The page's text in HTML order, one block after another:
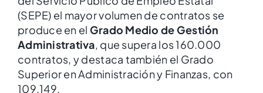
(SEPE) el mayor volumen de contratos se
produce en el Grado Medio de Gestión
Administrativa, que supera los 160.000
contratos, y destaca también el Grado
Superior en Administración y Finanzas, con
109.149.